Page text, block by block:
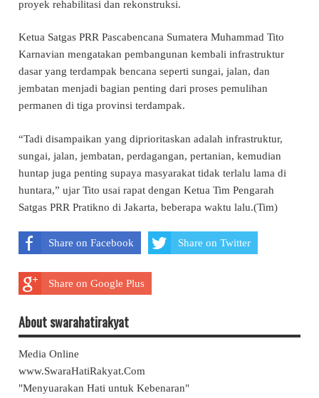
proyek rehabilitasi dan rekonstruksi.
Ketua Satgas PRR Pascabencana Sumatera Muhammad Tito
Karnavian mengatakan pembangunan kembali infrastruktur
dasar yang terdampak bencana seperti sungai, jalan, dan
jembatan menjadi bagian penting dari proses pemulihan
permanen di tiga provinsi terdampak.
“Tadi disampaikan yang diprioritaskan adalah infrastruktur,
sungai, jalan, jembatan, perdagangan, pertanian, kemudian
huntap juga penting supaya masyarakat tidak terlalu lama di
huntara,” ujar Tito usai rapat dengan Ketua Tim Pengarah
Satgas PRR Pratikno di Jakarta, beberapa waktu lalu.(Tim)
Share on Facebook Share on Twitter
Share on Google Plus
About swarahatirakyat
Media Online
www.SwaraHatiRakyat.Com
"Menyuarakan Hati untuk Kebenaran"